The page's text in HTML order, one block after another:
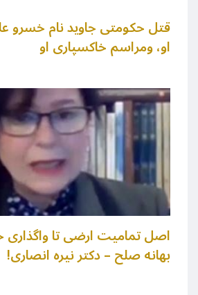
قتل حکومتی جاوید نام خسرو
او، ومراسم خاکسپاری او
اصل تمامیت ارضی تا واگذاری
بهانه صلح – دکتر نیره انصاری!